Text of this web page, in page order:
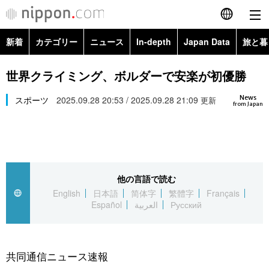
English
简体字
繁體字
العربية
社会
旅と暮らし
新着 カテゴリー ニュース In-depth Japan Data 旅と
政治・外交
経済・ビジネス
社会
文化
科学・技術
暮らし
Topics
Images
お知らせ
世界クライミング、ボルダーで安楽が初優勝
News
from Japan
スポーツ 2025.09.28 20:53 / 2025.09.28 21:09 更新
他の言語で読む
English
日本語 简体字 繁體字
Français
Español
العربية Русский
共同通信ニュース速報